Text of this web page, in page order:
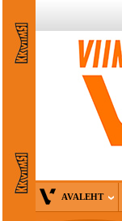
AVALEHT